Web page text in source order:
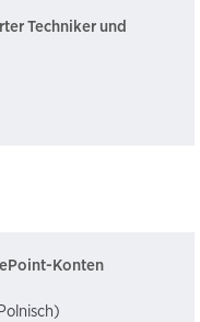
Techniker und
Konten